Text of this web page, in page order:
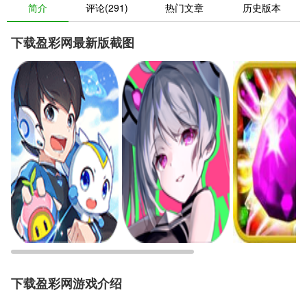
简介 评论(291) 热门文章 历史版本
下载盈彩网最新版截图
下载盈彩网游戏介绍